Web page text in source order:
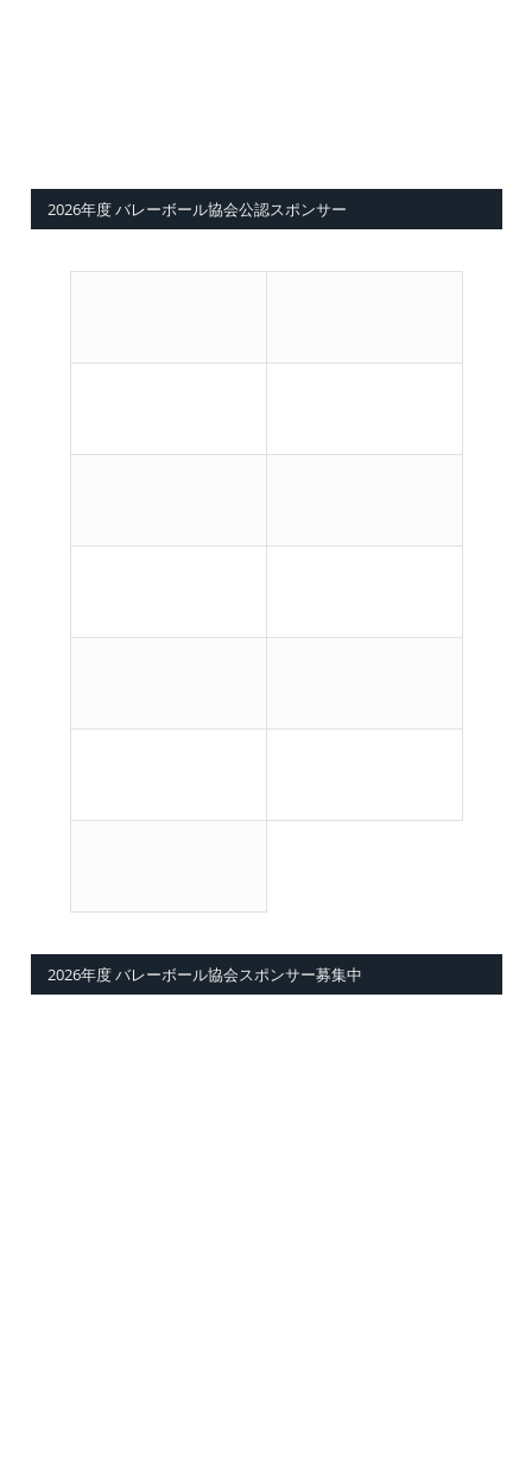
2026年度 バレーボール協会公認スポンサー
2026年度 バレーボール協会スポンサー募集中